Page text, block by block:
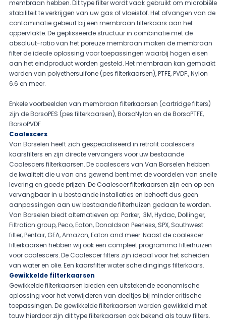
membraan hebben. Dit type filter wordt vaak gebruikt om microbiële
stabiliteit te verkrijgen van uw gas of vloeistof. Het afvangen van de
contaminatie gebeurt bij een membraan filterkaars aan het
oppervlakte. De geplisseerde structuur in combinatie met de
absoluut-ratio van het poreuze membraan maken de membraan
filter de ideale oplossing voor toepassingen waarbij hogen eisen
aan het eindproduct worden gesteld. Het membraan kan gemaakt
worden van polyethersulfone (pes filterkaarsen), PTFE, PVDF., Nylon
6.6 en meer.
Enkele voorbeelden van membraan filterkaarsen (cartridge filters)
zijn de BorsoPES (pes filterkaarsen), BorsoNylon en de BorsoPTFE,
BorsoPVDF
Coalescers
Van Borselen heeft zich gespecialiseerd in retrofit coalescers
kaarsfilters en zijn directe vervangers voor uw bestaande
Coalescers filterkaarsen. De coalescers van Van Borselen hebben
de kwaliteit die u van ons gewend bent met de voordelen van snelle
levering en goede prijzen. De Coalescer filterkaarsen zijn een op een
vervangbaar in u bestaande installaties en behoeft dus geen
aanpassingen aan uw bestaande filterhuizen gedaan te worden.
Van Borselen biedt alternatieven op: Parker, 3M, Hydac, Dollinger,
Filtration group, Peco, Eaton, Donaldson Peerless, SPX, Southwest
filter, Pentair, GEA, Amazon, Eaton and meer. Naast de coalescer
filterkaarsen hebben wij ook een compleet programma filterhuizen
voor coalescers. De Coalescer filters zijn ideaal voor het scheiden
van water en olie. Een kaarsfilter water scheidingings filterkaars.
Gewikkelde filterkaarsen
Gewikkelde filterkaarsen bieden een uitstekende economische
oplossing voor het verwijderen van deeltjes bij minder critische
toepassingen. De gewikkelde filterkaarsen worden gewikkeld met
touw hierdoor zijn dit type filterkaarsen ook bekend als touw filters.